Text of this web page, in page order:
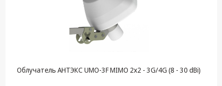
Облучатель АНТЭКС UMO-3F MIMO 2x2 - 3G/4G (8 - 30 dBi)